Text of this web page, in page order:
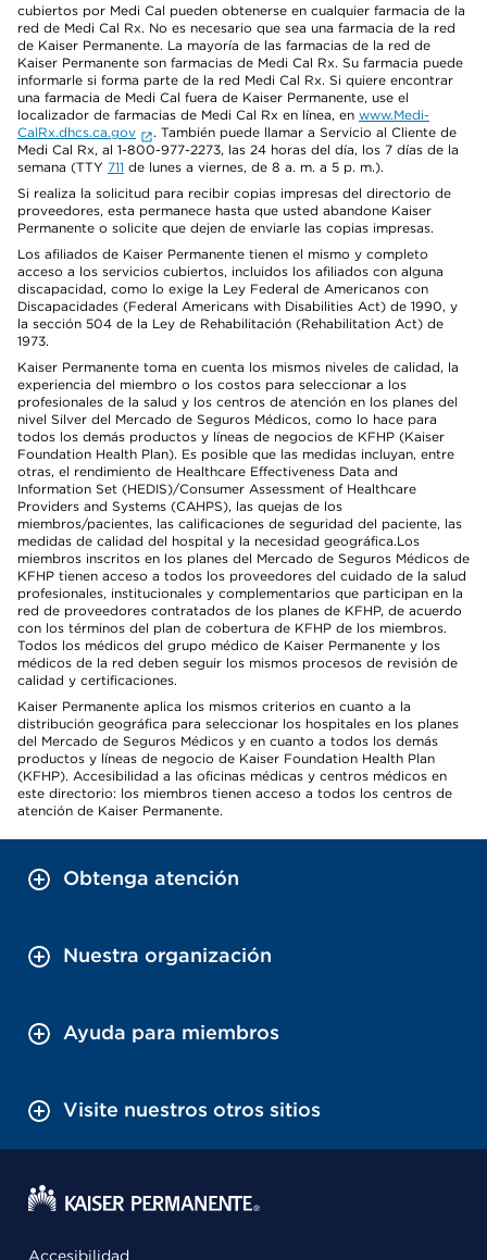
cubiertos por Medi Cal pueden obtenerse en cualquier farmacia de la
red de Medi Cal Rx. No es necesario que sea una farmacia de la red
de Kaiser Permanente. La mayoría de las farmacias de la red de
Kaiser Permanente son farmacias de Medi Cal Rx. Su farmacia puede
informarle si forma parte de la red Medi Cal Rx. Si quiere encontrar
una farmacia de Medi Cal fuera de Kaiser Permanente, use el
localizador de farmacias de Medi Cal Rx en línea, en www.Medi-
CalRx.dhcs.ca.gov
. También puede llamar a Servicio al Cliente de
Medi Cal Rx, al 1-800-977-2273, las 24 horas del día, los 7 días de la
semana (TTY 711 de lunes a viernes, de 8 a. m. a 5 p. m.).
Si realiza la solicitud para recibir copias impresas del directorio de
proveedores, esta permanece hasta que usted abandone Kaiser
Permanente o solicite que dejen de enviarle las copias impresas.
Los afiliados de Kaiser Permanente tienen el mismo y completo
acceso a los servicios cubiertos, incluidos los afiliados con alguna
discapacidad, como lo exige la Ley Federal de Americanos con
Discapacidades (Federal Americans with Disabilities Act) de 1990, y
la sección 504 de la Ley de Rehabilitación (Rehabilitation Act) de
1973.
Kaiser Permanente toma en cuenta los mismos niveles de calidad, la
experiencia del miembro o los costos para seleccionar a los
profesionales de la salud y los centros de atención en los planes del
nivel Silver del Mercado de Seguros Médicos, como lo hace para
todos los demás productos y líneas de negocios de KFHP (Kaiser
Foundation Health Plan). Es posible que las medidas incluyan, entre
otras, el rendimiento de Healthcare Effectiveness Data and
Information Set (HEDIS)/Consumer Assessment of Healthcare
Providers and Systems (CAHPS), las quejas de los
miembros/pacientes, las calificaciones de seguridad del paciente, las
medidas de calidad del hospital y la necesidad geográfica.Los
miembros inscritos en los planes del Mercado de Seguros Médicos de
KFHP tienen acceso a todos los proveedores del cuidado de la salud
profesionales, institucionales y complementarios que participan en la
red de proveedores contratados de los planes de KFHP, de acuerdo
con los términos del plan de cobertura de KFHP de los miembros.
Todos los médicos del grupo médico de Kaiser Permanente y los
médicos de la red deben seguir los mismos procesos de revisión de
calidad y certificaciones.
Kaiser Permanente aplica los mismos criterios en cuanto a la
distribución geográfica para seleccionar los hospitales en los planes
del Mercado de Seguros Médicos y en cuanto a todos los demás
productos y líneas de negocio de Kaiser Foundation Health Plan
(KFHP). Accesibilidad a las oficinas médicas y centros médicos en
este directorio: los miembros tienen acceso a todos los centros de
atención de Kaiser Permanente.
Obtenga atención
Nuestra organización
Ayuda para miembros
Visite nuestros otros sitios
Accesibilidad